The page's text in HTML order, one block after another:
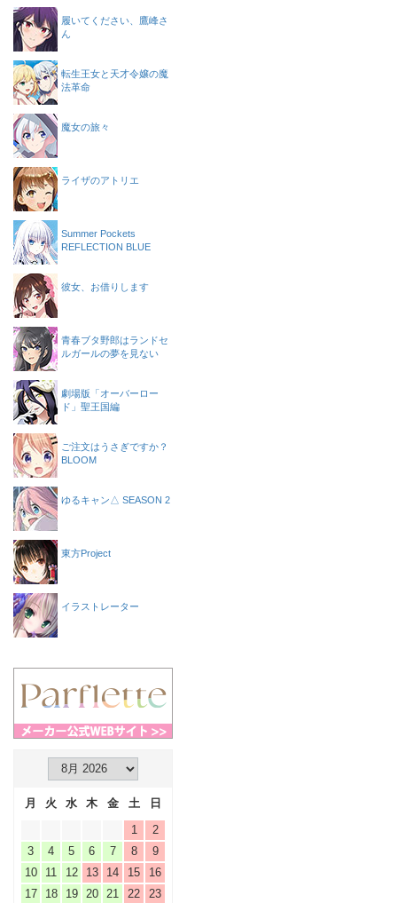
履いてください、鷹峰さ
ん
転生王女と天才令嬢の魔
法革命
魔女の旅々
ライザのアトリエ
Summer Pockets
REFLECTION BLUE
彼女、お借りします
青春ブタ野郎はランドセ
ルガールの夢を見ない
劇場版「オーバーロー
ド」聖王国編
ご注文はうさぎですか？
BLOOM
ゆるキャン△ SEASON 2
東方Project
イラストレーター
月 火 水 木 金 土
日
1
2
3
4 5 6 7 8
9
10
11 12 13 14 15
16
17
18 19 20 21 22
23